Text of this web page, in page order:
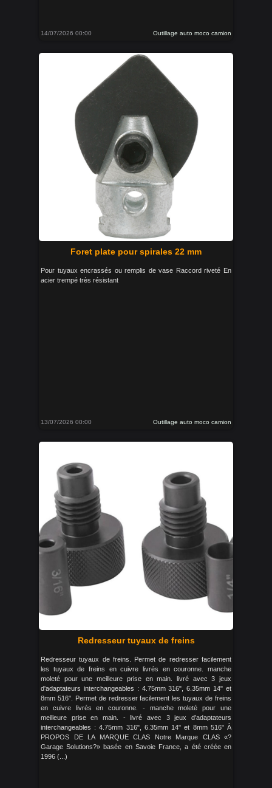
14/07/2026 00:00 Outillage auto moco camion
Foret plate pour spirales 22 mm
Pour tuyaux encrassés ou remplis de vase Raccord riveté En
acier trempé très résistant
13/07/2026 00:00 Outillage auto moco camion
Redresseur tuyaux de freins
Redresseur tuyaux de freins. Permet de redresser facilement
les tuyaux de freins en cuivre livrés en couronne. manche
moleté pour une meilleure prise en main. livré avec 3 jeux
d'adaptateurs interchangeables : 4.75mm 316", 6.35mm 14" et
8mm 516". Permet de redresser facilement les tuyaux de freins
en cuivre livrés en couronne. - manche moleté pour une
meilleure prise en main. - livré avec 3 jeux d’adaptateurs
interchangeables : 4.75mm 316", 6.35mm 14" et 8mm 516" À
PROPOS DE LA MARQUE CLAS Notre Marque CLAS «?
Garage Solutions?» basée en Savoie France, a été créée en
1996 (...)